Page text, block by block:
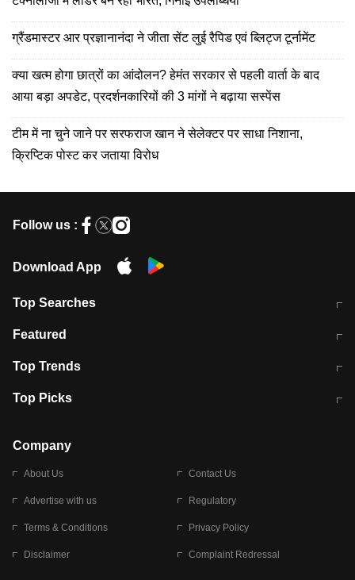
ग्रैंडमास्टर आर प्रज्ञानानंदा ने जीता सेंट लुई रैपिड एवं ब्लिट्ज टूर्नामेंट
क्या खत्म होगा छात्रों का आंदोलन? हेमंत सरकार से पहली वार्ता के बाद
आया बड़ा अपडेट, प्रदर्शनकारियों की 3 मांगों ने बढ़ाया सस्पेंस
टीम में ना चुने जाने पर सरफराज खान ने सेलेक्टर पर साधा निशाना,
क्रिप्टिक पोस्ट कर जताया विरोध
Follow us :
Download App
Top Searches
मुंबई में लगे 'जेन जी' के पोस्टर, लिखा- 'मैं
Featured
10 अगस्त को विधानसभा का घेराव करेंगे
Top Trends
RBI का नया नियम: अब बैंकों को अपनी सभी
Top Picks
बारिश की चेतावनी
Company
About Us Contact Us
Advertise with us Regulatory
Terms & Conditions Privacy Policy
Disclaimer Complaint Redressal